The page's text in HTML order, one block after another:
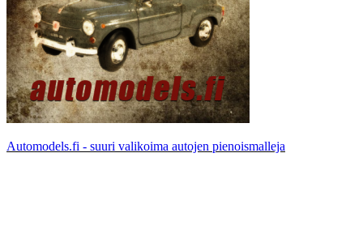
Automodels.fi - suuri valikoima autojen pienoismalleja